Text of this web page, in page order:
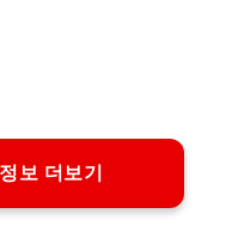
보 더보기